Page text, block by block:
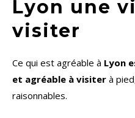
Lyon une
visiter
Ce qui est agréable à Lyon
et agréable à visiter à
raisonnables.